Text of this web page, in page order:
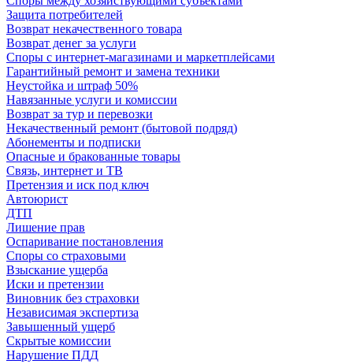
Защита потребителей
Возврат некачественного товара
Возврат денег за услуги
Споры с интернет-магазинами и маркетплейсами
Гарантийный ремонт и замена техники
Неустойка и штраф 50%
Навязанные услуги и комиссии
Возврат за тур и перевозки
Некачественный ремонт (бытовой подряд)
Абонементы и подписки
Опасные и бракованные товары
Связь, интернет и ТВ
Претензия и иск под ключ
Автоюрист
ДТП
Лишение прав
Оспаривание постановления
Споры со страховыми
Взыскание ущерба
Иски и претензии
Виновник без страховки
Независимая экспертиза
Завышенный ущерб
Скрытые комиссии
Нарушение ПДД